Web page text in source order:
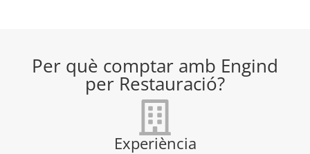
Per què comptar amb Engind
per Restauració?
Experiència